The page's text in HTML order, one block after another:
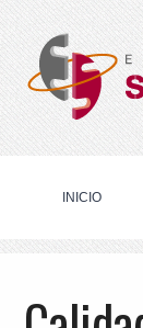
INICIO